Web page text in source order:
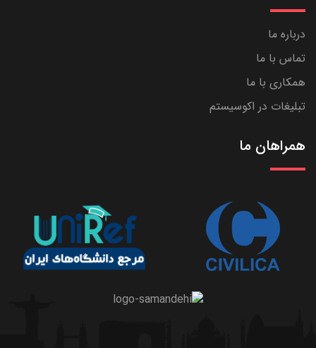
درباره ما
تماس با ما
همکاری با ما
تبلیغات در اکوسیستم
همراهان ما